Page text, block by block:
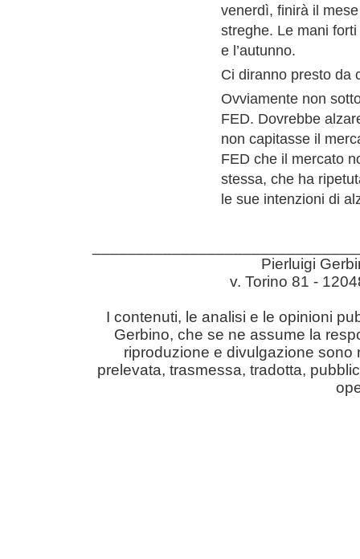
venerdì, finirà il
streghe. Le mani
e l’autunno.
Ci diranno presto da
Ovviamente non
FED. Dovrebbe
non capitasse il
FED che il mercato
stessa, che ha
le sue intenzioni di
Pierluigi
v. Torino 81 -
I contenuti, le analisi e le opinioni
Gerbino, che se ne assume la
riproduzione e divulgazione sono
prelevata, trasmessa, tradotta,